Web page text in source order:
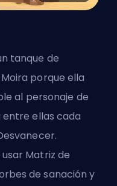
tanque de
porque ella
al personaje de
ellas cada
Matriz de
de sanación y